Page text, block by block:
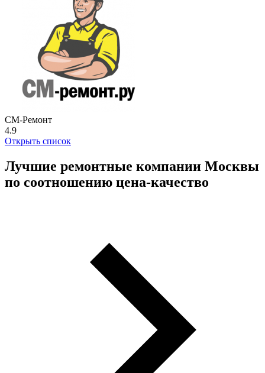
СМ-Ремонт
4.9
Открыть список
Лучшие ремонтные компании Москвы
по соотношению цена-качество